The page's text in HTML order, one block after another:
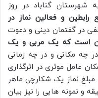
شهرستان گناباد در روز
رابطین و فعالین نماز در
در گفتمان دینی و دعوت
است که یک مربی و یک
در چه مکانی و در چه زمانی
عامل موثری در اثرگذاری
مبلغ نماز یک شکارچی ماهر
و نمونه هایی را نیز بیان